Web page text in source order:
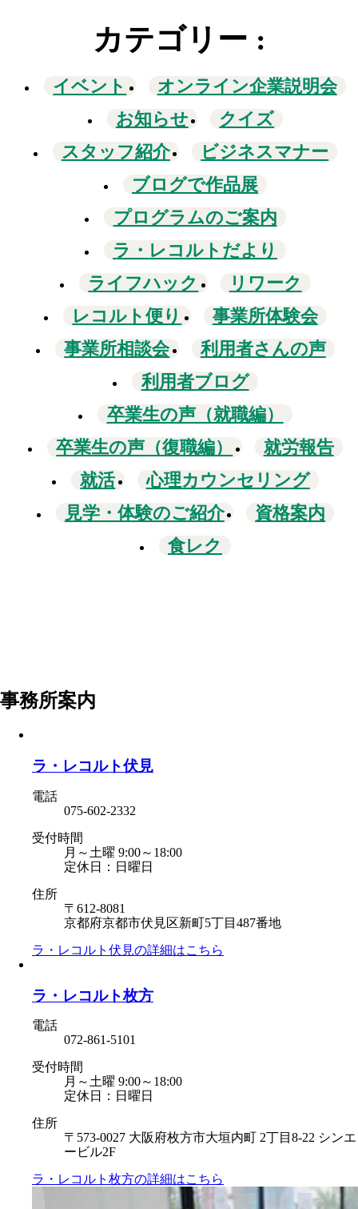
カテゴリー :
イベント
オンライン企業説明会
お知らせ
クイズ
スタッフ紹介
ビジネスマナー
ブログで作品展
プログラムのご案内
ラ・レコルトだより
ライフハック
リワーク
レコルト便り
事業所体験会
事業所相談会
利用者さんの声
利用者ブログ
卒業生の声（就職編）
卒業生の声（復職編）
就労報告
就活
心理カウンセリング
見学・体験のご紹介
資格案内
食レク
事務所案内
ラ・レコルト伏見
電話
075-602-2332
受付時間
月～土曜 9:00～18:00
定休日：日曜日
住所
〒612-8081
京都府京都市伏見区新町5丁目487番地
ラ・レコルト伏見の詳細はこちら
ラ・レコルト枚方
電話
072-861-5101
受付時間
月～土曜 9:00～18:00
定休日：日曜日
住所
〒573-0027 大阪府枚方市大垣内町 2丁目8-22 シンエ
ービル2F
ラ・レコルト枚方の詳細はこちら